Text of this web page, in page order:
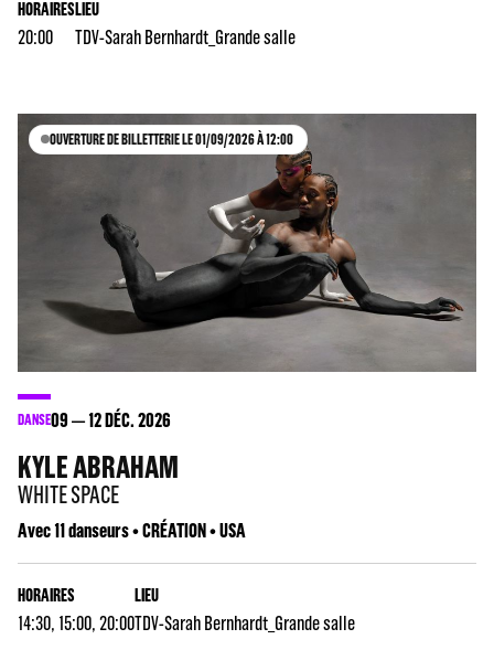
HORAIRES
20:00
LIEU
TDV-Sarah Bernhardt_Grande salle
OUVERTURE DE BILLETTERIE LE 01/09/2026 À 12:00
DANSE09 12DÉC. 2026
KYLE ABRAHAM
WHITE SPACE
Avec 11 danseurs • CRÉATION • USA
HORAIRES
14:30, 15:00, 20:00
LIEU
TDV-Sarah Bernhardt_Grande salle